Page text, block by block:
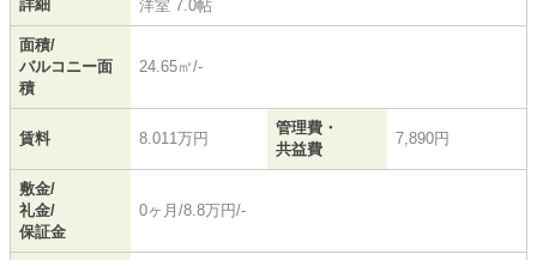
詳細
洋室 7.0帖
面積/
バルコニー面
積
24.65㎡/-
賃料 8.011万円
管理費・
共益費
7,890円
敷金/
礼金/
保証金
0ヶ月/8.8万円/-